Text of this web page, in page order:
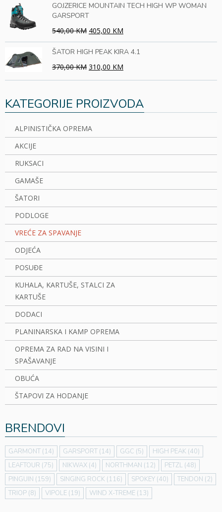
GOJZERICE MOUNTAIN TECH HIGH WP WOMAN
GARSPORT
540,00 KM 405,00 KM
ŠATOR HIGH PEAK KIRA 4.1
370,00 KM 310,00 KM
KATEGORIJE PROIZVODA
ALPINISTIČKA OPREMA
AKCIJE
RUKSACI
GAMAŠE
ŠATORI
PODLOGE
VREĆE ZA SPAVANJE
ODJEĆA
POSUĐE
KUHALA, KARTUŠE, STALCI ZA
KARTUŠE
DODACI
PLANINARSKA I KAMP OPREMA
OPREMA ZA RAD NA VISINI I
SPAŠAVANJE
OBUĆA
ŠTAPOVI ZA HODANJE
BRENDOVI
GARMONT (14) GARSPORT (14) GGC (5) HIGH PEAK (40)
LEAFTOUR (75) NIKWAX (4) NORTHMAN (12) PETZL (48)
PINGUIN (159) SINGING ROCK (116) SPOKEY (40) TENDON (2)
TRIOP (8) VIPOLE (19) WIND X-TREME (13)